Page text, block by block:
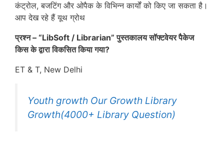
कंट्रोल, बजटिंग और ओपैक के विभिन्न कार्यों को किए जा सकता है।
आप देख रहे हैं यूथ ग्रोथ
प्रश्न – “LibSoft / Librarian” पुस्तकालय सॉफ्टवेयर पैकेज
किस के द्वारा विकसित किया गया?
ET & T, New Delhi
Youth growth Our Growth Library
Growth(4000+ Library Question)